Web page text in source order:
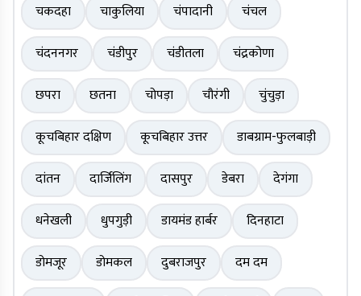
चकदहा
चाकुलिया चंपादानी
चंचल
चंदननगर
चंडीपुर चंडीतला
चंद्रकोणा
छपरा
छतना चोपड़ा चौरंगी
चुंचुड़ा
कूचबिहार दक्षिण
कूचबिहार उत्तर
डाबग्राम-फुलबाड़ी
दांतन
दार्जिलिंग दासपुर डेबरा
देगंगा
धनेखली
धुपगुड़ी डायमंड हार्बर
दिनहाटा
डोमजूर
डोमकल दुबराजपुर
दम दम